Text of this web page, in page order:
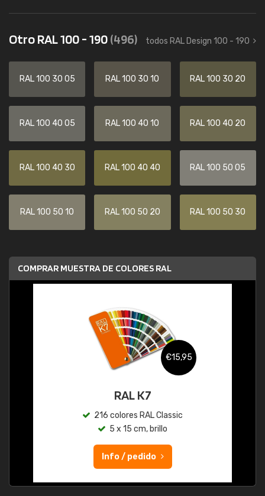
Otro RAL 100 - 190(496) todos RAL Design 100 - 190
RAL 100 30 05 RAL 100 30 10 RAL 100 30 20
RAL 100 40 05 RAL 100 40 10 RAL 100 40 20
RAL 100 40 30 RAL 100 40 40 RAL 100 50 05
RAL 100 50 10 RAL 100 50 20 RAL 100 50 30
COMPRAR MUESTRA DE COLORES RAL
€15,95
RAL K7
216 colores RAL Classic
5 x 15 cm, brillo
Info / pedido